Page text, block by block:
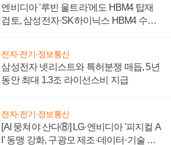
엔비디아 '루빈 울트라'에도 HBM4 탑재
검토, 삼성전자·SK하이닉스 HBM4 수율
전자·전기·정보통신
삼성전자 넷리스트와 특허분쟁 매듭, 5년
동안 최대 1.3조 라이선스비 지급
전자·전기·정보통신
[AI 뭉쳐야 산다⑧] LG·엔비디아 '피지컬 A
I' 동맹 강화, 구광모 제조·데이터·기술 결